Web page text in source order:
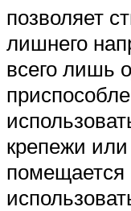
позволяет
лишнего
всего лишь
крепежи
помещается